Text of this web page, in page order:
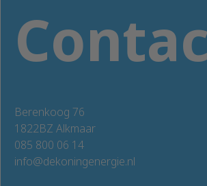
Berenkoog 76
1822BZ Alkmaar
085 800 06 14
info@dekoningenergie.nl